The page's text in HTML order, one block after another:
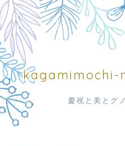
kagamimochi-
慶祝と美とグ